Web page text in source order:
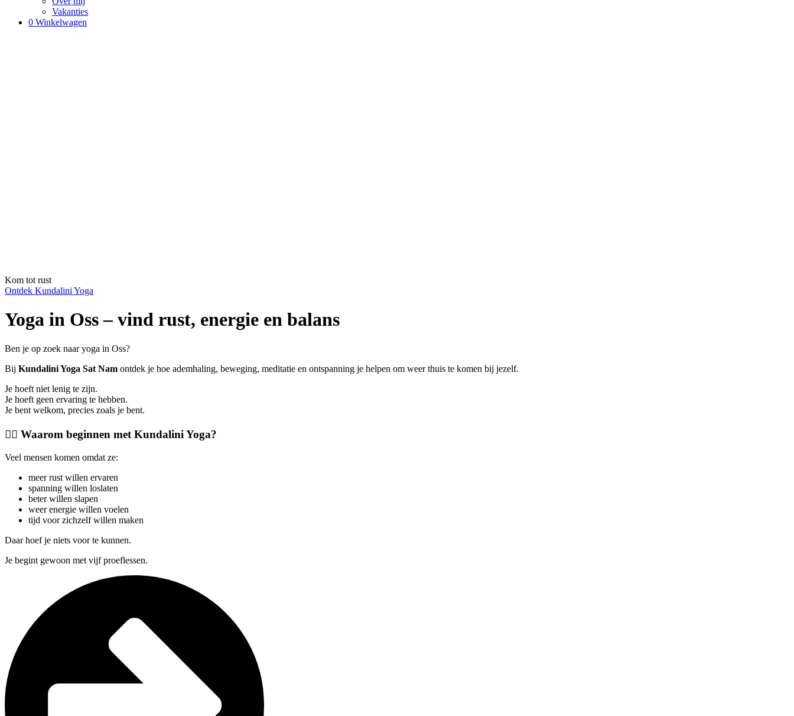
Vakanties
0 Winkelwagen
Kom tot rust
Ontdek Kundalini Yoga
Yoga in Oss – vind rust, energie en balans
Ben je op zoek naar yoga in Oss?
Bij Kundalini Yoga Sat Nam ontdek je hoe ademhaling, beweging, meditatie en ontspanning je helpen om weer thuis te komen bij jezelf.
Je hoeft niet lenig te zijn.
Je hoeft geen ervaring te hebben.
Je bent welkom, precies zoals je bent.
🧘‍♀️ Waarom beginnen met Kundalini Yoga?
Veel mensen komen omdat ze:
meer rust willen ervaren
spanning willen loslaten
beter willen slapen
weer energie willen voelen
tijd voor zichzelf willen maken
Daar hoef je niets voor te kunnen.
Je begint gewoon met vijf proeflessen.